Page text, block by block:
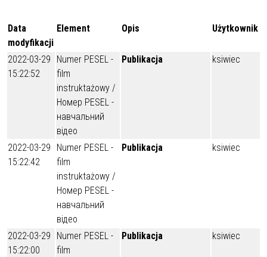
Data
modyfikacji
Element Opis Użytkownik
2022-03-29
15:22:52
Numer PESEL -
film
instruktażowy /
Номер PESEL -
навчальний
відео
Publikacja ksiwiec
2022-03-29
15:22:42
Numer PESEL -
film
instruktażowy /
Номер PESEL -
навчальний
відео
Publikacja ksiwiec
2022-03-29
15:22:00
Numer PESEL -
film
Publikacja ksiwiec